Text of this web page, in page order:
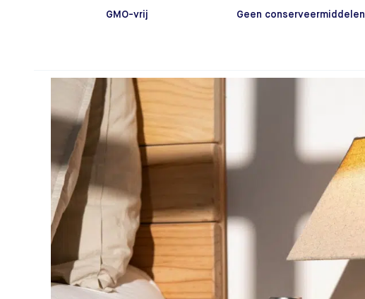
GMO-vrij Geen conserveermiddelen